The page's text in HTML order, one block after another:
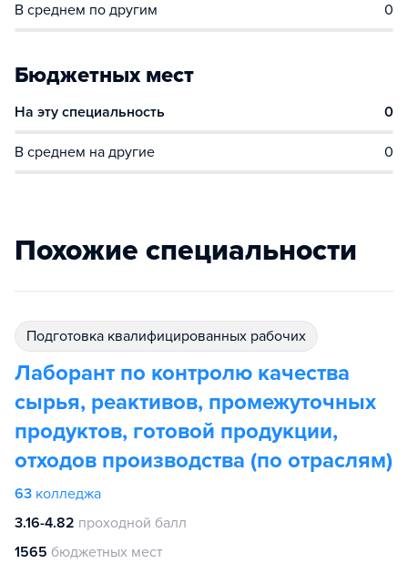
В среднем по другим 0
Бюджетных мест
На эту специальность 0
В среднем на другие 0
Похожие специальности
подготовка квалифицированных рабочих
Лаборант по контролю качества
сырья, реактивов, промежуточных
продуктов, готовой продукции,
отходов производства (по отраслям)
63 колледжа
3.16-4.82 проходной балл
1565 бюджетных мест